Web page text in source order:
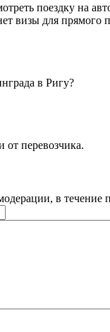
поездку на
визы для прямого
в Ригу?
от перевозчика.
в течение